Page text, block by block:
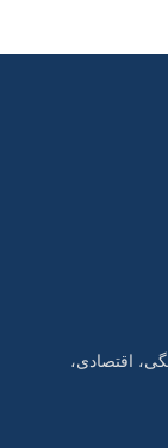
اقتصادی،